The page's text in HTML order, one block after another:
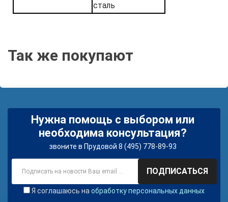
сталь
Так же покупают
Нужна помощь с выбором или
необходима консультация?
звоните в Прудовой 8 (495) 778-89-93
ПОДПИСАТЬСЯ
Я соглашаюсь на обработку персональных данных